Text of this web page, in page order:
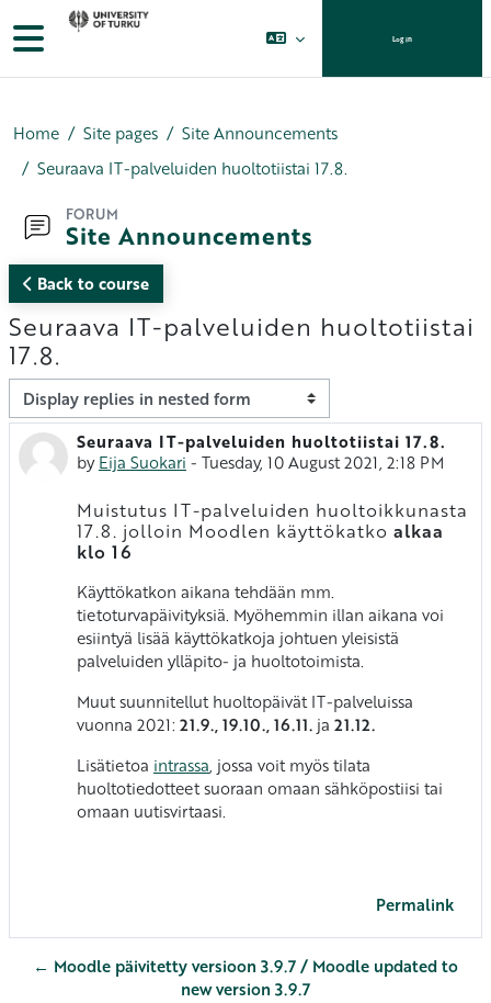
Skip to main content
Side panel Log in
Home Site pages
Site Announcements
Seuraava IT-palveluiden huoltotiistai 17.8.
FORUM
Site Announcements
Back to course
Seuraava IT-palveluiden huoltotiistai
17.8.
Display mode
Seuraava IT-palveluiden huoltotiistai 17.8.
byEija Suokari - Tuesday, 10 August 2021, 2:18 PM
Number of replies: 0
Muistutus IT-palveluiden huoltoikkunasta
17.8. jolloin Moodlen käyttökatko alkaa
klo 16
Käyttökatkon aikana tehdään mm.
tietoturvapäivityksiä. Myöhemmin illan aikana voi
esiintyä lisää käyttökatkoja johtuen yleisistä
palveluiden ylläpito- ja huoltotoimista.
Muut suunnitellut huoltopäivät IT-palveluissa
vuonna 2021: 21.9., 19.10., 16.11. ja 21.12.
Lisätietoa intrassa, jossa voit myös tilata
huoltotiedotteet suoraan omaan sähköpostiisi tai
omaan uutisvirtaasi.
Permalink
← Moodle päivitetty versioon 3.9.7 / Moodle updated to
new version 3.9.7